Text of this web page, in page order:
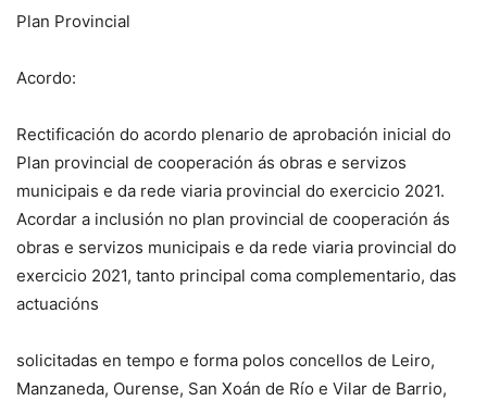
Plan Provincial
Acordo:
Rectificación do acordo plenario de aprobación inicial do
Plan provincial de cooperación ás obras e servizos
municipais e da rede viaria provincial do exercicio 2021.
Acordar a inclusión no plan provincial de cooperación ás
obras e servizos municipais e da rede viaria provincial do
exercicio 2021, tanto principal coma complementario, das
actuacións
solicitadas en tempo e forma polos concellos de Leiro,
Manzaneda, Ourense, San Xoán de Río e Vilar de Barrio,